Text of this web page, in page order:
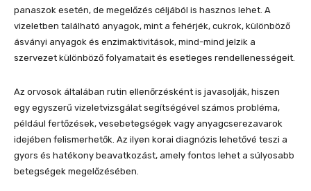
panaszok esetén, de megelőzés céljából is hasznos lehet. A
vizeletben található anyagok, mint a fehérjék, cukrok, különböző
ásványi anyagok és enzimaktivitások, mind-mind jelzik a
szervezet különböző folyamatait és esetleges rendellenességeit.
Az orvosok általában rutin ellenőrzésként is javasolják, hiszen
egy egyszerű vizeletvizsgálat segítségével számos probléma,
például fertőzések, vesebetegségek vagy anyagcserezavarok
idejében felismerhetők. Az ilyen korai diagnózis lehetővé teszi a
gyors és hatékony beavatkozást, amely fontos lehet a súlyosabb
betegségek megelőzésében.